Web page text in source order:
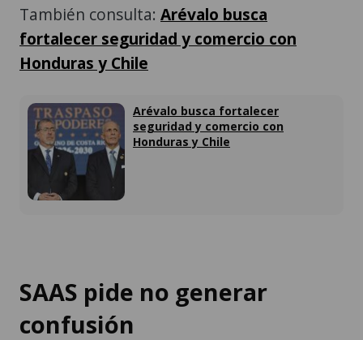
También consulta: Arévalo busca
fortalecer seguridad y comercio con
Honduras y Chile
Arévalo busca fortalecer
seguridad y comercio con
Honduras y Chile
SAAS pide no generar
confusión